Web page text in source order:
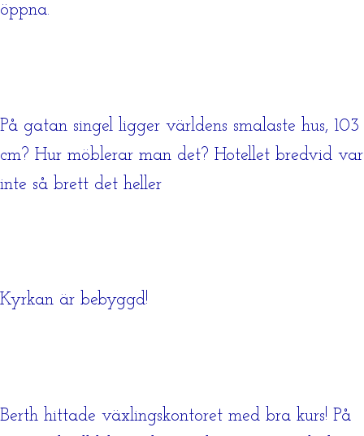
öppna.
På gatan singel ligger världens smalaste hus, 103
cm? Hur möblerar man det? Hotellet bredvid var
inte så brett det heller
Kyrkan är bebyggd!
Berth hittade växlingskontoret med bra kurs! På